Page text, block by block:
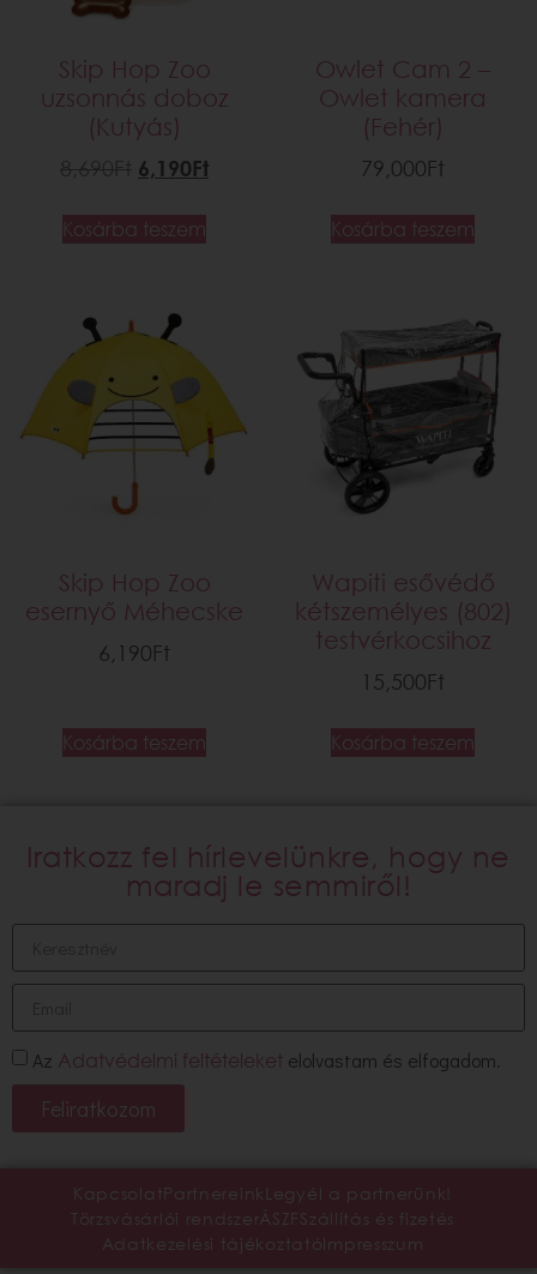
Skip Hop Zoo
uzsonnás doboz
(Kutyás)
8,690Ft 6,190Ft
Kosárba teszem
Owlet Cam 2 –
Owlet kamera
(Fehér)
79,000Ft
Kosárba teszem
Skip Hop Zoo
esernyő Méhecske
6,190Ft
Kosárba teszem
Wapiti esővédő
kétszemélyes (802)
testvérkocsihoz
15,500Ft
Kosárba teszem
Iratkozz fel hírlevelünkre, hogy ne
maradj le semmiről!
Az Adatvédelmi feltételeket elolvastam és elfogadom.
Feliratkozom
KapcsolatPartnereink Legyél a partnerünk!
Törzsvásárlói rendszerÁSZFSzállítás és fizetés
Adatkezelési tájékoztatóImpresszum